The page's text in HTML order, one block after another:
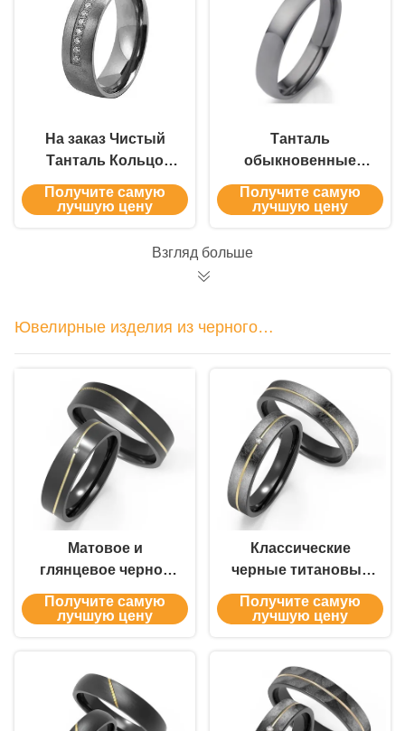
На заказ Чистый
Танталь Кольцо
Ювелирные
изделия Круглые
Получите самую
лучшую цену
Танталь
обыкновенные
ювелирные
украшения
Получите самую
лучшую цену
Взгляд больше
Ювелирные изделия из черного
титана
Матовое и
глянцевое черное
титановое кольцо,
свадебное кольцо с
циркония, символы
по
индивидуальному
Получите самую
лучшую цену
Классические
черные титановые
обручальные
кольца с золотом
Получите самую
лучшую цену